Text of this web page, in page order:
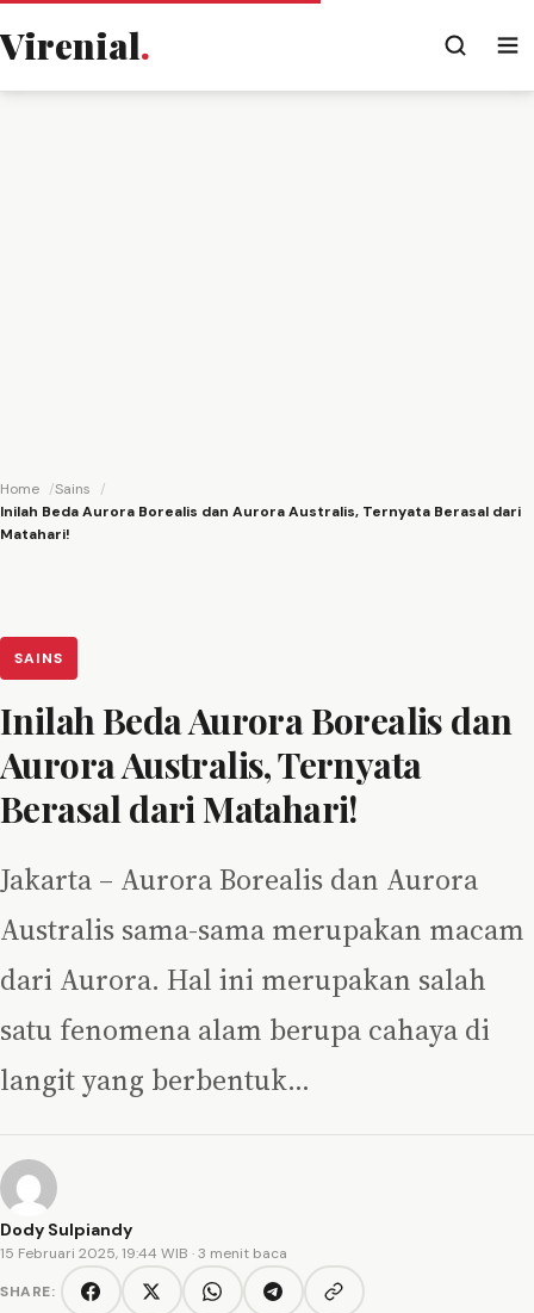
Virenial.
Home
Sains
Inilah Beda Aurora Borealis dan Aurora Australis, Ternyata Berasal dari
Matahari!
SAINS
Inilah Beda Aurora Borealis dan
Aurora Australis, Ternyata
Berasal dari Matahari!
Jakarta – Aurora Borealis dan Aurora
Australis sama-sama merupakan macam
dari Aurora. Hal ini merupakan salah
satu fenomena alam berupa cahaya di
langit yang berbentuk…
Dody Sulpiandy
15 Februari 2025, 19:44 WIB · 3 menit baca
SHARE:
FacebookTwitter/XWhatsAppTelegramCopy link